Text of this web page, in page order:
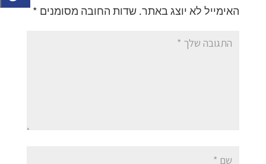
האימייל לא יוצג באתר. שדות החובה מסומנים *